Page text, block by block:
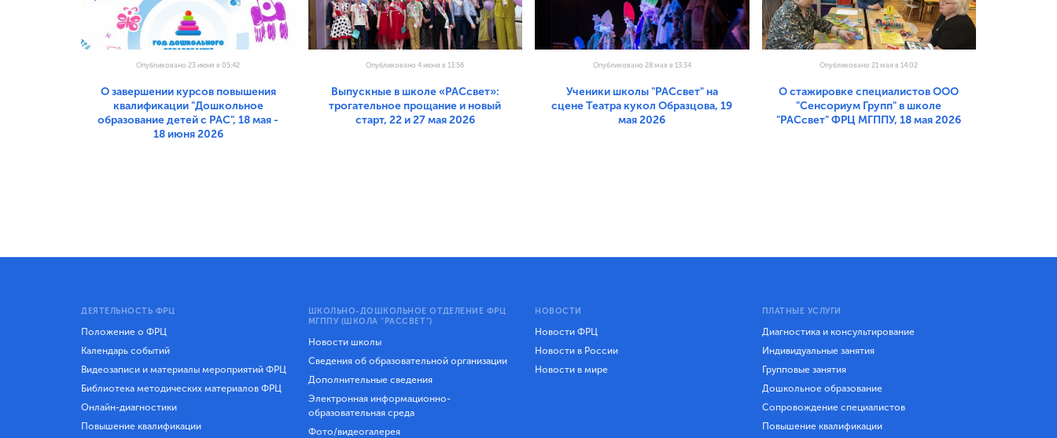
Опубликовано 23 июня в 05:42
О завершении курсов повышения
квалификации "Дошкольное
образование детей с РАС", 18 мая -
18 июня 2026
Опубликовано 4 июня в 13:56
Выпускные в школе «РАСсвет»:
трогательное прощание и новый
старт, 22 и 27 мая 2026
Опубликовано 28 мая в 13:34
Ученики школы "РАСсвет" на
сцене Театра кукол Образцова, 19
мая 2026
Опубликовано 21 мая в 14:02
О стажировке специалистов ООО
"Сенсориум Групп" в школе
"РАСсвет" ФРЦ МГППУ, 18 мая 2026
ДЕЯТЕЛЬНОСТЬ ФРЦ
Положение о ФРЦ
Календарь событий
Видеозаписи и материалы мероприятий ФРЦ
Библиотека методических материалов ФРЦ
Онлайн-диагностики
Повышение квалификации
ШКОЛЬНО-ДОШКОЛЬНОЕ ОТДЕЛЕНИЕ ФРЦ
МГППУ (ШКОЛА "РАССВЕТ")
Новости школы
Сведения об образовательной организации
Дополнительные сведения
Электронная информационно-
образовательная среда
Фото/видеогалерея
НОВОСТИ
Новости ФРЦ
Новости в России
Новости в мире
ПЛАТНЫЕ УСЛУГИ
Диагностика и консультирование
Индивидуальные занятия
Групповые занятия
Дошкольное образование
Сопровождение специалистов
Повышение квалификации